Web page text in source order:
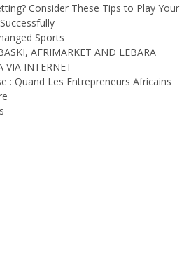
Consider These Tips to Play Your
Sports
AFRIMARKET AND LEBARA
VIA INTERNET
: Quand Les Entrepreneurs Africains